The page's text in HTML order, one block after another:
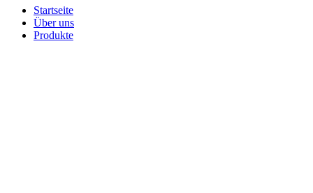
Startseite
Über uns
Produkte